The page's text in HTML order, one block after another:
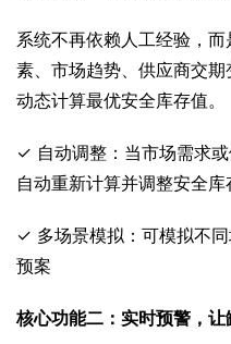
系统不再依赖人工经验，
素、市场趋势、供应商交
动态计算最优安全库存值。
✓ 自动调整：当市场需求
自动重新计算并调整安全库
✓ 多场景模拟：可模拟不
预案
核心功能二：实时预警，让